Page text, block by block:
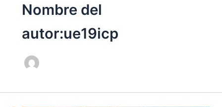
Nombre del
autor:ue19icp